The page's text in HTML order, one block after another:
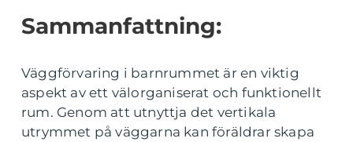
Sammanfattning:
Väggförvaring i barnrummet är en viktig
aspekt av ett välorganiserat och funktionellt
rum. Genom att utnyttja det vertikala
utrymmet på väggarna kan föräldrar skapa